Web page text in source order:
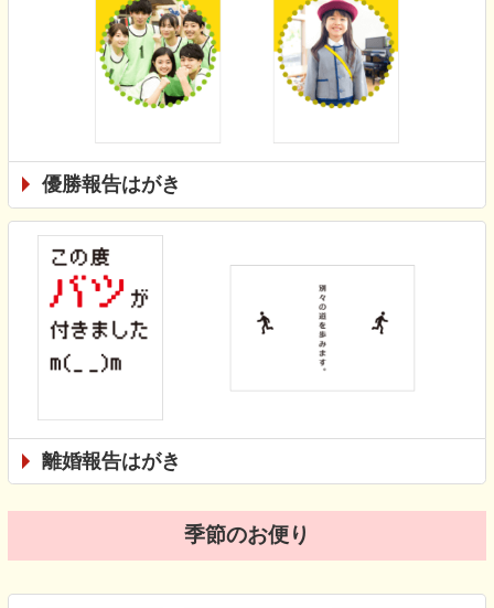
優勝報告はがき
離婚報告はがき
季節のお便り